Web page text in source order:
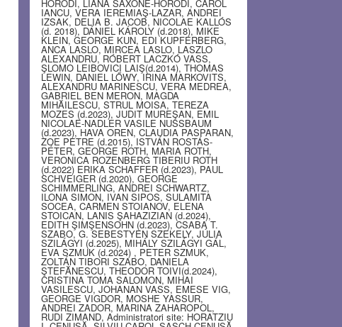
HORODI, LIANA SAXONE-HORODI, CAROL
IANCU, VERA IEREMIAŞ-LAZAR, ANDREI
IZSAK, DELIA B. JACOB, NICOLAE KALLÓS
(d. 2018), DÁNIEL KÁROLY (d.2018), MIKE
KLEIN, GEORGE KUN, EDI KUPFERBERG,
ANCA LASLO, MIRCEA LASLO, LASZLO
ALEXANDRU, RÓBERT LACZKÓ VASS,
ŞLOMO LEIBOVICI LAIŞ(d.2014), THOMAS
LEWIN, DANIEL LŐWY, IRINA MARKOVITS,
ALEXANDRU MARINESCU, VERA MEDREA,
GABRIEL BEN MERON, MAGDA
MIHĂILESCU, STRUL MOISA, TEREZA
MOZES (d.2023), JUDIT MUREŞAN, EMIL
NICOLAE-NADLER VASILE NUSSBAUM
(d.2023), HAVA OREN, CLAUDIA PASPARAN,
ZOE PETRE (d.2015), ISTVÁN ROSTÁS-
PÉTER, GEORGE ROTH, MARIA ROTH,
VERONICA ROZENBERG TIBERIU ROTH
(d.2022) ERIKA SCHAFFER (d.2023), PAUL
SCHVEIGER (d.2020), GEORGE
SCHIMMERLING, ANDREI SCHWARTZ,
ILONA SIMON, IVAN SIPOS, SULAMITA
SOCEA, CARMEN STOIANOV, ELENA
STOICAN, LANIS ŞAHAZIZIAN (d.2024),
EDITH ŞIMŞENSOHN (d.2023), CSABA T.
SZABO, G. SEBESTYEN SZEKELY, JÚLIA
SZILÁGYI (d.2025), MIHÁLY SZILÁGYI GÁL,
EVA SZMUK (d.2024) , PETER SZMUK,
ZOLTÁN TIBORI SZABO, DANIELA
ŞTEFĂNESCU, THEODOR TOIVI(d.2024),
CRISTINA TOMA SALOMON, MIHAI
VASILESCU, JOHANAN VASS, EMESE VIG,
GEORGE VIGDOR, MOSHE YASSUR,
ANDREI ZADOR, MARINA ZAHAROPOL,
RUDI ZIMAND, Administratori site: HORATZIU